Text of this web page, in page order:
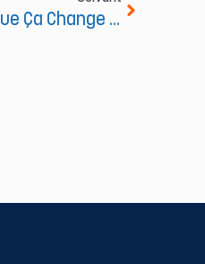
TVA 5,5 % Sur Les Panneaux Photovoltaïques : Ce Que Ça Change En 2025